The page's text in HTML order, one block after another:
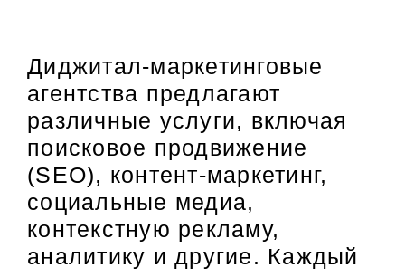
Диджитал-маркетинговые
агентства предлагают
различные услуги, включая
поисковое продвижение
(SEO), контент-маркетинг,
социальные медиа,
контекстную рекламу,
аналитику и другие. Каждый